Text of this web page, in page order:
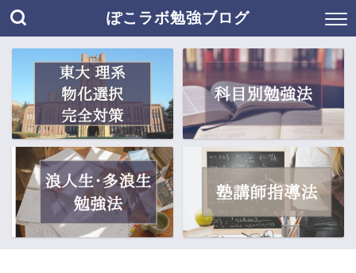
ぽこラボ勉強ブログ